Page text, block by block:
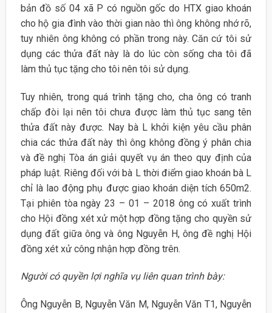
bản đồ số 04 xã P có nguồn gốc do HTX giao khoán
cho hộ gia đình vào thời gian nào thì ông không nhớ rõ,
tuy nhiên ông không có phần trong này. Căn cứ tôi sử
dụng các thửa đất này là do lúc còn sống cha tôi đã
làm thủ tục tặng cho tôi nên tôi sử dụng.
Tuy nhiên, trong quá trình tặng cho, cha ông có tranh
chấp đòi lại nên tôi chưa được làm thủ tục sang tên
thửa đất này được. Nay bà L khởi kiện yêu cầu phân
chia các thửa đất này thì ông không đồng ý phân chia
và đề nghị Tòa án giải quyết vụ án theo quy định của
pháp luật. Riêng đối với bà L thời điểm giao khoán bà L
chỉ là lao động phụ được giao khoán diện tích 650m2.
Tại phiên tòa ngày 23 – 01 – 2018 ông có xuất trình
cho Hội đồng xét xử một hợp đồng tặng cho quyền sử
dụng đất giữa ông và ông Nguyễn H, ông đề nghị Hội
đồng xét xử công nhận hợp đồng trên.
Người có quyền lợi nghĩa vụ liên quan trình bày:
Ông Nguyễn B, Nguyễn Văn M, Nguyễn Văn T1, Nguyễn